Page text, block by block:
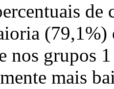
(79,1%)
nos grupos
mais